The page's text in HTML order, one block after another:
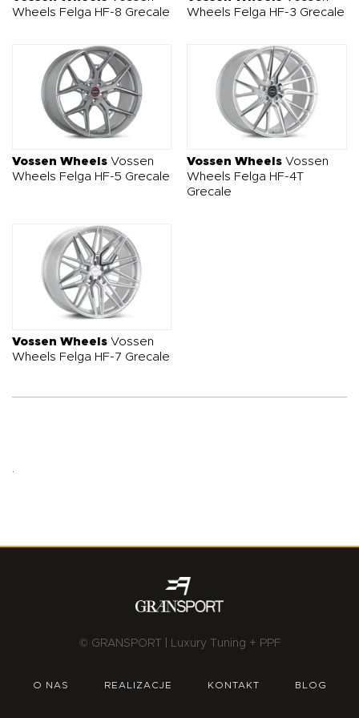
Wheels Felga HF-8 Grecale
Wheels Felga HF-3 Grecale
Vossen Wheels Vossen
Wheels Felga HF-5 Grecale
Vossen Wheels Vossen
Wheels Felga HF-4T
Grecale
Vossen Wheels Vossen
Wheels Felga HF-7 Grecale
.
© GRANSPORT | Luxury Tuning + PPF
O NAS REALIZACJE KONTAKT BLOG